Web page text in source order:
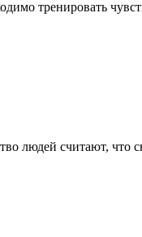
тренировать
людей считают, что